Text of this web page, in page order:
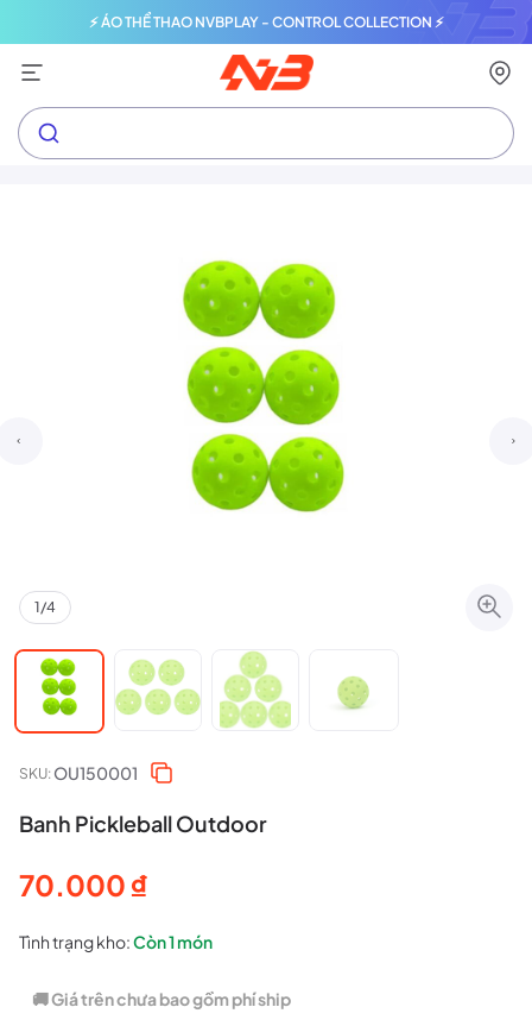
⚡ ÁO THỂ THAO NVBPLAY - CONTROL COLLECTION ⚡
1/4
SKU: OU150001
Banh Pickleball Outdoor
70.000 ₫
Tình trạng kho:Còn1 món
🚚 Giá trên chưa bao gồm phí ship